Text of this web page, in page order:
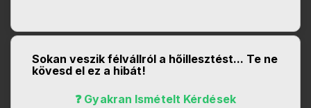
Sokan veszik félvállról a hőillesztést... Te ne
kövesd el ez a hibát!
❓ Gyakran Ismételt Kérdések